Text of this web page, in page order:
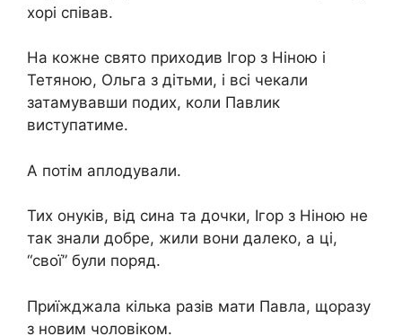
хорі співав.
На кожне свято приходив Ігор з Ніною і
Тетяною, Ольга з дітьми, і всі чекали
затамувавши подих, коли Павлик
виступатиме.
А потім аплодували.
Тих онуків, від сина та дочки, Ігор з Ніною не
так знали добре, жили вони далеко, а ці,
“свої” були поряд.
Приїжджала кілька разів мати Павла, щоразу
з новим чоловіком.